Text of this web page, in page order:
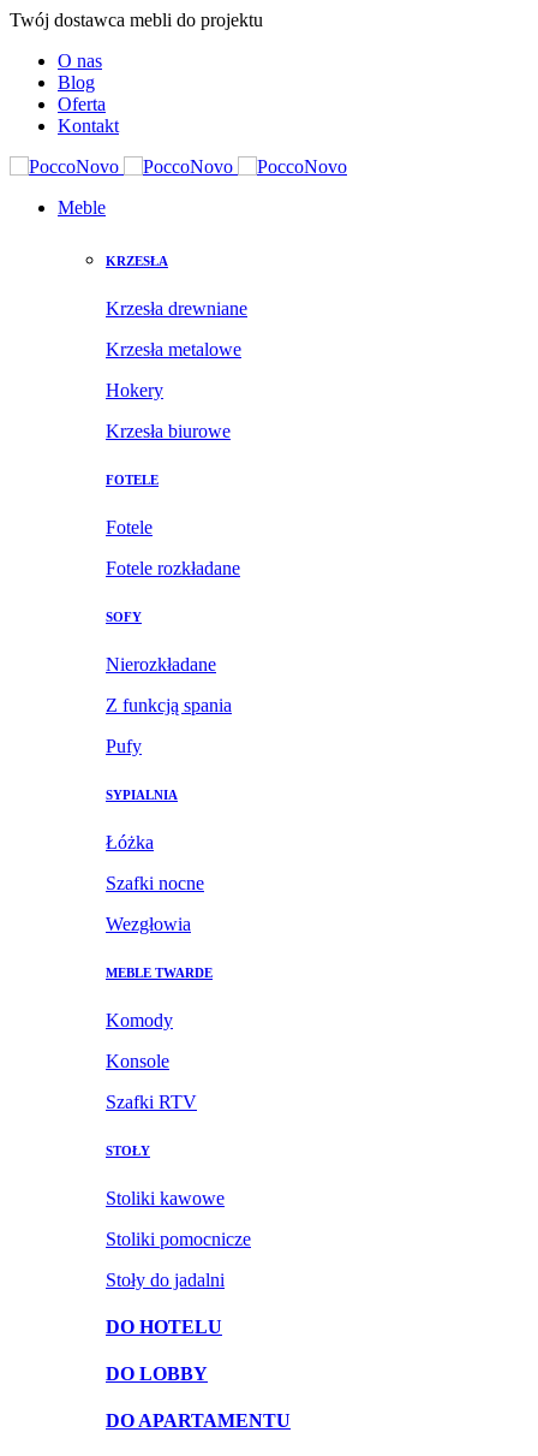
Twój dostawca mebli do projektu
O nas
Blog
Oferta
Kontakt
Meble
KRZESŁA
Krzesła drewniane
Krzesła metalowe
Hokery
Krzesła biurowe
FOTELE
Fotele
Fotele rozkładane
SOFY
Nierozkładane
Z funkcją spania
Pufy
SYPIALNIA
Łóżka
Szafki nocne
Wezgłowia
MEBLE TWARDE
Komody
Konsole
Szafki RTV
STOŁY
Stoliki kawowe
Stoliki pomocnicze
Stoły do jadalni
DO HOTELU
DO LOBBY
DO APARTAMENTU